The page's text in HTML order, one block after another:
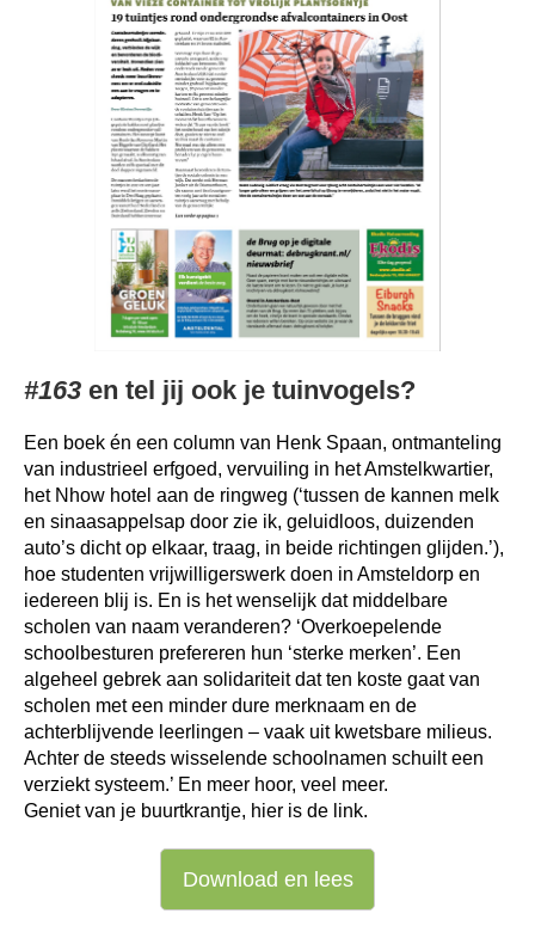
#163 en tel jij ook je tuinvogels?
Een boek én een column van Henk Spaan, ontmanteling
van industrieel erfgoed, vervuiling in het Amstelkwartier,
het Nhow hotel aan de ringweg (‘tussen de kannen melk
en sinaasappelsap door zie ik, geluidloos, duizenden
auto’s dicht op elkaar, traag, in beide richtingen glijden.’),
hoe studenten vrijwilligerswerk doen in Amsteldorp en
iedereen blij is. En is het wenselijk dat middelbare
scholen van naam veranderen? ‘Overkoepelende
schoolbesturen prefereren hun ‘sterke merken’. Een
algeheel gebrek aan solidariteit dat ten koste gaat van
scholen met een minder dure merknaam en de
achterblijvende leerlingen – vaak uit kwetsbare milieus.
Achter de steeds wisselende schoolnamen schuilt een
verziekt systeem.’ En meer hoor, veel meer.
Geniet van je buurtkrantje, hier is de link.
Download en lees